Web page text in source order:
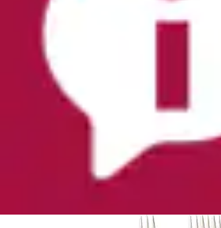
Tafelgabel »Kuchengabel
14,6 cm 6er Set edelstahl«
Villeroy & Boch
Aktueller Preis